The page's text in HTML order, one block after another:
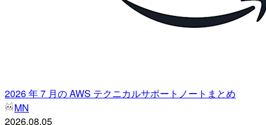
2026 年 7 月の AWS テクニカルサポートノートまとめ
MN
2026.08.05